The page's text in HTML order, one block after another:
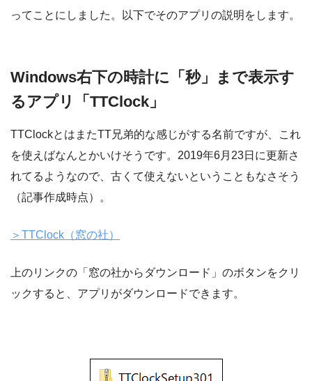
ってことにしました。以下でそのアプリの説明をします。
Windows右下の時計に「秒」まで表示す
るアプリ「TTClock」
TTClockとはまたTT兄弟的な感じがする名前ですが、これ
を使えばなんとかいけそうです。2019年6月23日に更新さ
れてるようなので、古くて使えないということもなさそう
（記事作成時点）。
＞TTClock（窓の社）
上のリンクの「窓の社からダウンロード」のボタンをクリ
ックすると、アプリがダウンロードできます。